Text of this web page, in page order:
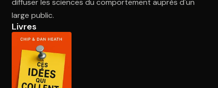
Ouvre l'app Appareil photo, pointe sur le code. C'est gratuit à
diffuser les sciences du comportement auprès d'un
large public.
Livres